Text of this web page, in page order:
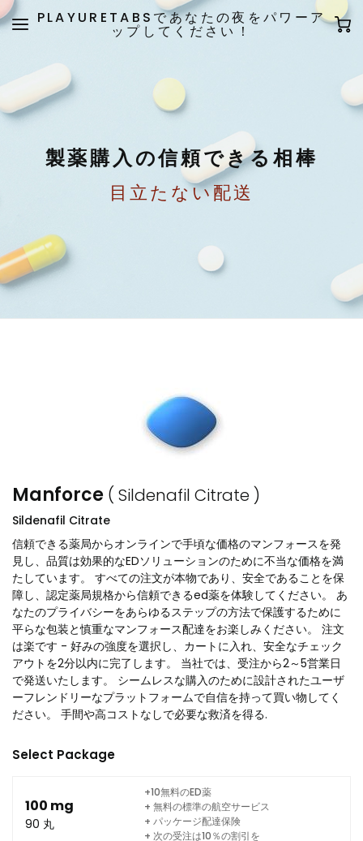
PLAYURETABSであなたの夜をパワーア
ップしてください！
製薬購入の信頼できる相棒
目立たない配送
Manforce ( Sildenafil Citrate )
Sildenafil Citrate
信頼できる薬局からオンラインで手頃な価格のマンフォースを発
見し、品質は効果的なEDソリューションのために不当な価格を満
たしています。 すべての注文が本物であり、安全であることを保
障し、認定薬局規格から信頼できるed薬を体験してください。 あ
なたのプライバシーをあらゆるステップの方法で保護するために
平らな包装と慎重なマンフォース配達をお楽しみください。 注文
は楽です - 好みの強度を選択し、カートに入れ、安全なチェック
アウトを2分以内に完了します。 当社では、受注から2～5営業日
で発送いたします。 シームレスな購入のために設計されたユーザ
ーフレンドリーなプラットフォームで自信を持って買い物してく
ださい。 手間や高コストなしで必要な救済を得る.
Select Package
100 mg
90 丸
+10無料のED薬
+ 無料の標準の航空サービス
+ パッケージ配達保険
+ 次の受注は10％の割引を